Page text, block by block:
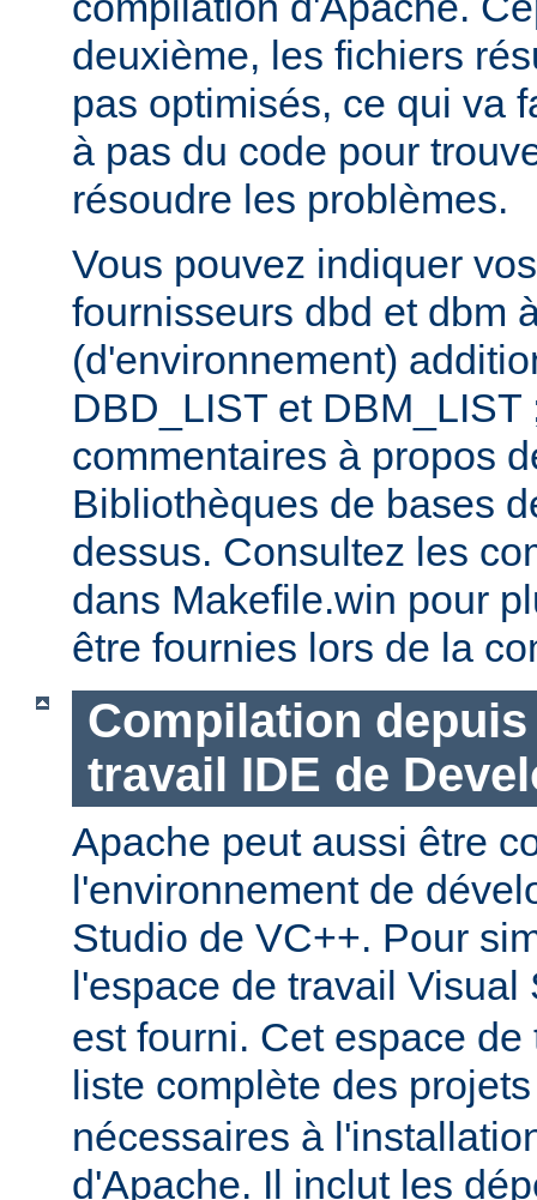
deuxième, les fichiers
pas optimisés, ce qui va
à pas du code pour
résoudre les problèmes.
Vous pouvez indiquer
fournisseurs dbd et dbm
(d'environnement)
DBD_LIST et DBM_LIST
commentaires à propos
Bibliothèques de bases
dessus. Consultez les
dans Makefile.win pour
être fournies lors de la
Compilation
travail IDE de
Apache peut aussi être
l'environnement de
Studio de VC++. Pour
l'espace de travail
est fourni. Cet espace
liste complète des
nécessaires à
d'Apache. Il inclut les